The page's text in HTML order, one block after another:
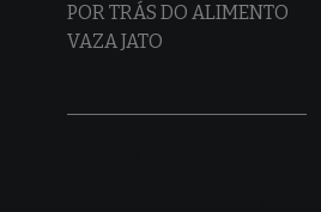
POR TRÁS DO ALIMENTO
VAZA JATO